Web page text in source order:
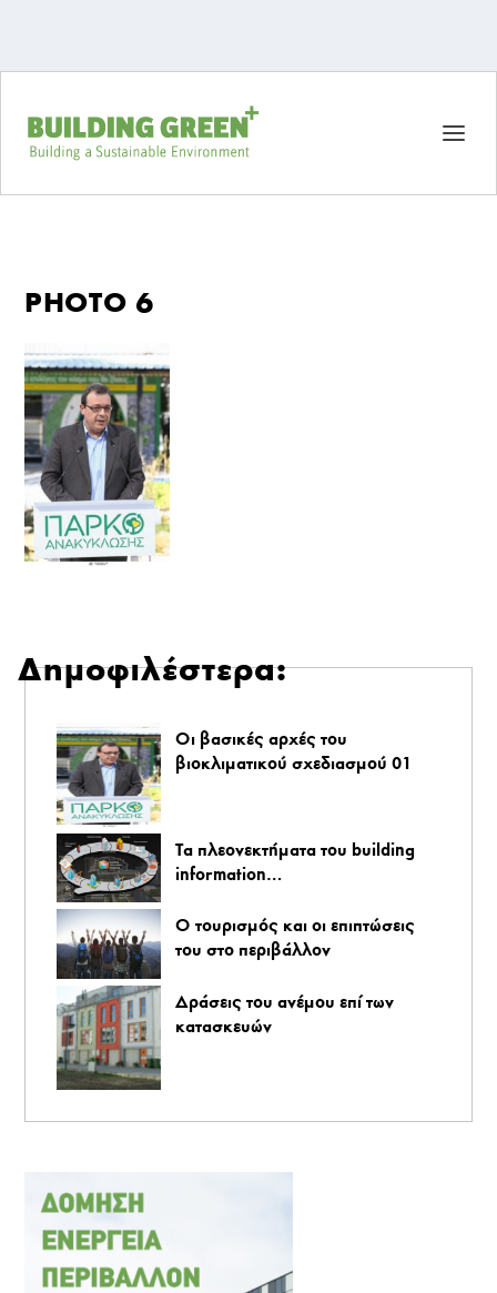
PHOTO 6
Δημοφιλέστερα:
Οι βασικές αρχές του
βιοκλιματικού σχεδιασμού 01
Τα πλεονεκτήματα του building
information…
O τουρισμός και οι επιπτώσεις
του στο περιβάλλον
Δράσεις του ανέμου επί των
κατασκευών